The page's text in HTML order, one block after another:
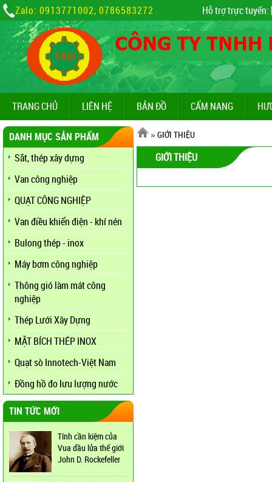
Zalo: 0913771002, 0786583272 Hỗ trợ trực tuyến:
TRANG CHỦ LIÊN HỆ BẢN ĐỒ CẨM NANG
DANH MỤC SẢN PHẨM
Sắt, thép xây dựng
Van công nghiệp
QUẠT CÔNG NGHIỆP
Van điều khiển điện - khí nén
Bulong thép - inox
Máy bơm công nghiệp
Thông gió làm mát công
nghiệp
Thép Lưới Xây Dựng
MẶT BÍCH THÉP INOX
Quạt sò Innotech-Việt Nam
Đồng hồ đo lưu lượng nước
TIN TỨC MỚI
Tính cần kiệm của
Vua dầu lửa thế giới
John D. Rockefeller
»GIỚI THIỆU
GIỚI THIỆU